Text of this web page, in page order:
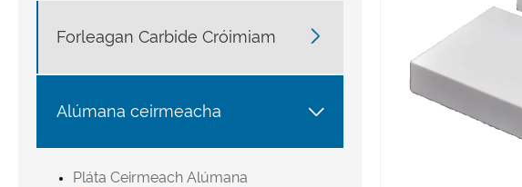
Forleagan Carbide Cróimiam 
Alúmana ceirmeacha 
Pláta Ceirmeach Alúmana